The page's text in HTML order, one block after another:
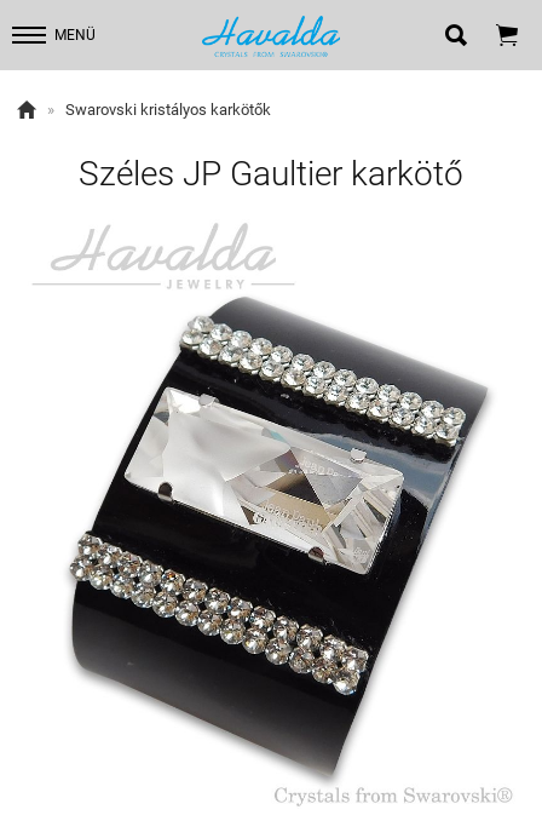
MENÜ  
 » Swarovski kristályos karkötők
Széles JP Gaultier karkötő